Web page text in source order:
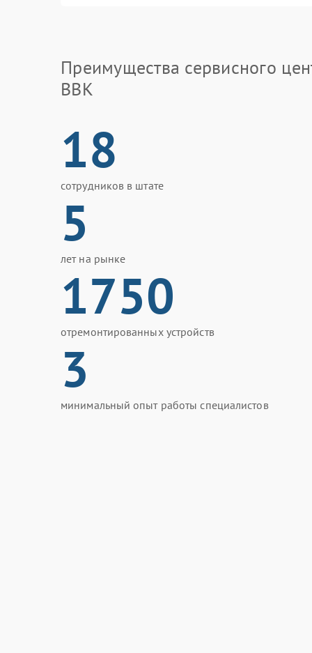
Преимущества сервисного
BBK
18
сотрудников в штате
5
лет на рынке
1750
отремонтированных устройств
3
минимальный опыт работы специалистов